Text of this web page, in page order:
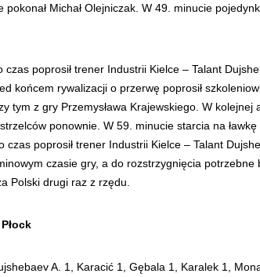
Michał Olejniczak. W 49. minucie
poprosił trener Industrii Kielce – Talant
końcem rywalizacji o przerwę poprosił
tym z gry Przemysława Krajewskiego. W kolejnej
ponownie. W 59. minucie starcia na ławkę
czas poprosił trener Industrii Kielce – Talant
czasie gry, a do rozstrzygnięcia potrzebne
Polski drugi raz z rzędu.
A. 1, Karacić 1, Gębala 1, Karalek 1,